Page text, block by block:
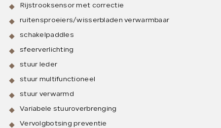
Rijstrooksensor met correctie
ruitensproeiers/wisserbladen verwarmbaar
schakelpaddles
sfeerverlichting
stuur leder
stuur multifunctioneel
stuur verwarmd
Variabele stuuroverbrenging
Vervolgbotsing preventie